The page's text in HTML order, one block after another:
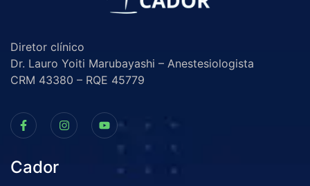
Diretor clínico
Dr. Lauro Yoiti Marubayashi – Anestesiologista
CRM 43380 – RQE 45779
Cador